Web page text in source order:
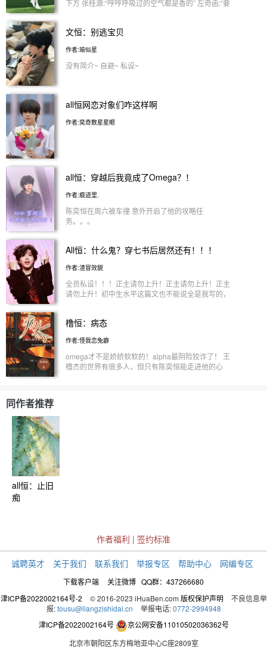
下方 张桂源:“哼哼呼吸过的空气都是香的” 左奇函:“要
“Jonathan，我难道不是你最爱的弟弟了吗？” 陈奕
慎观看】 CP有:桂恒 奇恒 文恒 铭恒 橹恒 感谢大家观
看😁😁，希望大家天天开心
文恒：别逃宝贝
作者:瑜似星
没有简介~ 自避~ 私设~
all恒网恋对象们咋这样啊
作者:奕奇数星星眼
all恒：穿越后我竟成了Omega？！
作者:痕迹里.
陈奕恒在周六被车撞 意外开启了他的攻略任
务。。。
All恒：什么鬼？穿七书后居然还有！！！
作者:渣冒效貌
全员私设！！！正主请勿上升！正主请勿上升！正主
请勿上升！初中生水平这篇文也不能说全是我写的，
橹恒：病态
作者:怪我恋兔癖
omega才不是娇娇软软的！alpha最阴险狡诈了！ 王
橹杰的世界有很多人，但只有陈奕恒能走进他的心
同作者推荐
all恒：止旧
痴
作者福利 | 签约标准
诚聘英才 关于我们 联系我们 举报专区 帮助中心 网编专区
下载客户端 关注微博 QQ群：437266680
津ICP备2022002164号-2
© 2016-2023 iHuaBen.com 版权保护声明
不良信息举
报: tousu@liangzishidai.cn 举报电话: 0772-2994948
津ICP备2022002164号
京公网安备11010502036362号
北京市朝阳区东方梅地亚中心C座2809室